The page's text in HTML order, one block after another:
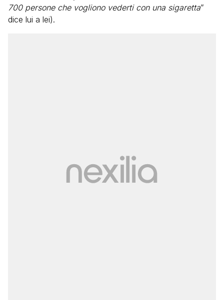
700 persone che vogliono vederti con una sigaretta”
dice lui a lei).